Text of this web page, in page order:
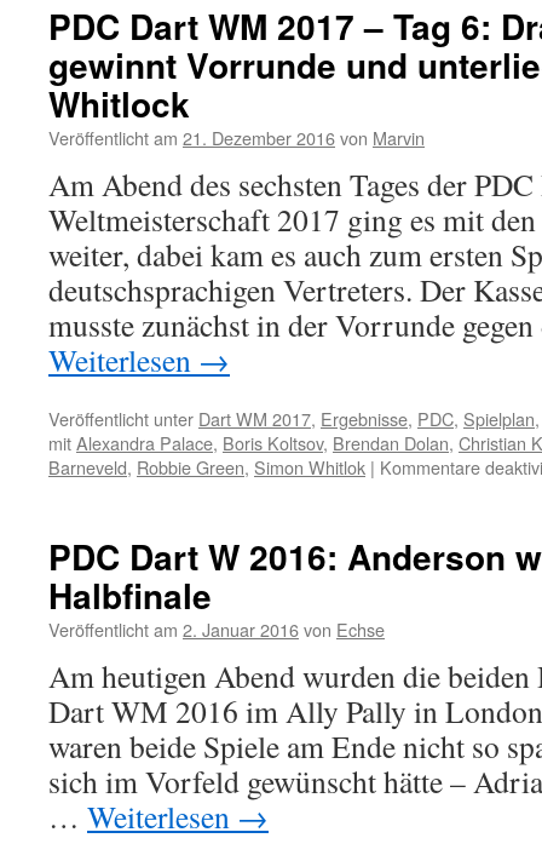
2017
–
2.
10,
Abend:
Barney
stark,
Taylor
im
Glück,
van
PDC Dart WM 2017 – Tag 6:
gewinnt Vorrunde und
Whitlock
Veröffentlicht am 21. Dezember 2016von Marvin
Am Abend des sechsten Tages der
Weltmeisterschaft 2017 ging es mit
weiter, dabei kam es auch zum ersten
deutschsprachigen Vertreters. Der
musste zunächst in der Vorrunde
Weiterlesen →
Veröffentlicht unter Dart WM 2017, Ergebnisse, PDC, Spielplan
mitAlexandra Palace, Boris Koltsov, Brendan Dolan, Christian
Barneveld, Robbie Green, Simon Whitlok | Kommentare
PDC Dart W 2016: Anderson
Halbfinale
Veröffentlicht am 2. Januar 2016von Echse
Am heutigen Abend wurden die
Dart WM 2016 im Ally Pally in
waren beide Spiele am Ende nicht so
sich im Vorfeld gewünscht hätte –
… Weiterlesen →